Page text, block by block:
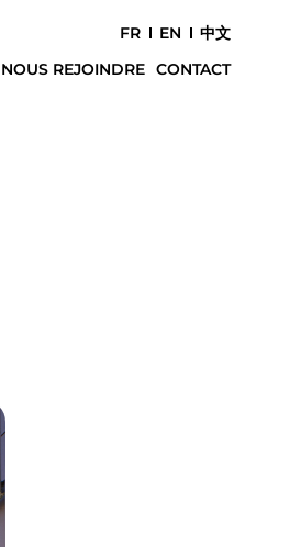
FR EN
中文
NOUS REJOINDRE CONTACT